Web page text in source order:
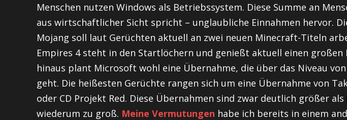
Menschen nutzen Windows als Betriebssystem. Diese Summe an
aus wirtschaftlicher Sicht spricht – unglaubliche Einnahmen hervor.
Mojang soll laut Gerüchten aktuell an zwei neuen Minecraft-Titeln
Empires 4 steht in den Startlöchern und genießt aktuell einen großen
hinaus plant Microsoft wohl eine Übernahme, die über das Niveau
geht. Die heißesten Gerüchte rangen sich um eine Übernahme von
oder CD Projekt Red. Diese Übernahmen sind zwar deutlich größer als
wiederum zu groß. Meine Vermutungen habe ich bereits in einem